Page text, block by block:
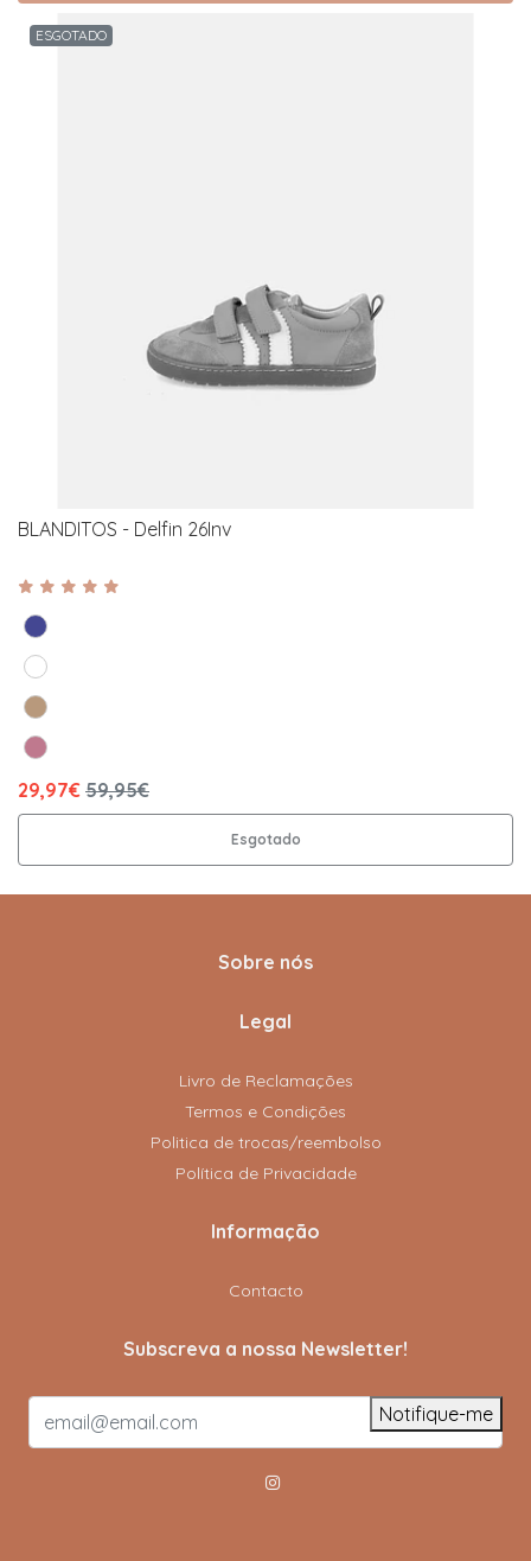
ESGOTADO
BLANDITOS - Delfin 26Inv
29,97€ 59,95€
Esgotado
Sobre nós
Legal
Livro de Reclamações
Termos e Condições
Politica de trocas/reembolso
Política de Privacidade
Informação
Contacto
Subscreva a nossa Newsletter!
Notifique-me